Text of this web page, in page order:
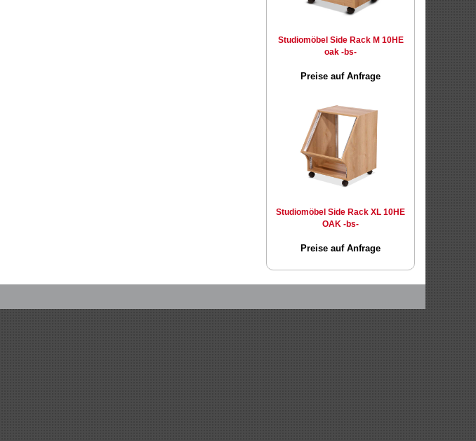
Studiomöbel Side Rack M 10HE
oak -bs-
Preise auf Anfrage
Studiomöbel Side Rack XL 10HE
OAK -bs-
Preise auf Anfrage